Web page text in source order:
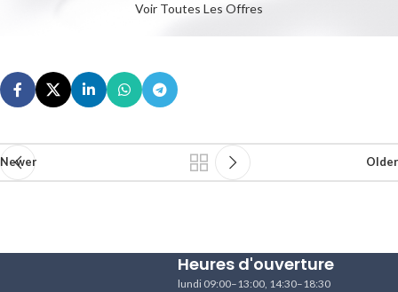
Voir Toutes Les Offres
Newer Older
Heures d'ouverture
lundi 09:00–13:00, 14:30–18:30